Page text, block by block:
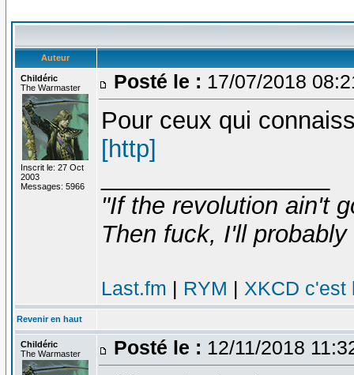
Auteur
Childéric
The Warmaster
Inscrit le: 27 Oct
2003
Messages: 5966
Posté le : 17/07/2018
Pour ceux qui
[http]
"If the revolution ain't
Then fuck, I'll
Last.fm | RYM | XKCD c'est
Revenir en haut
Childéric
The Warmaster
Posté le : 12/11/2018